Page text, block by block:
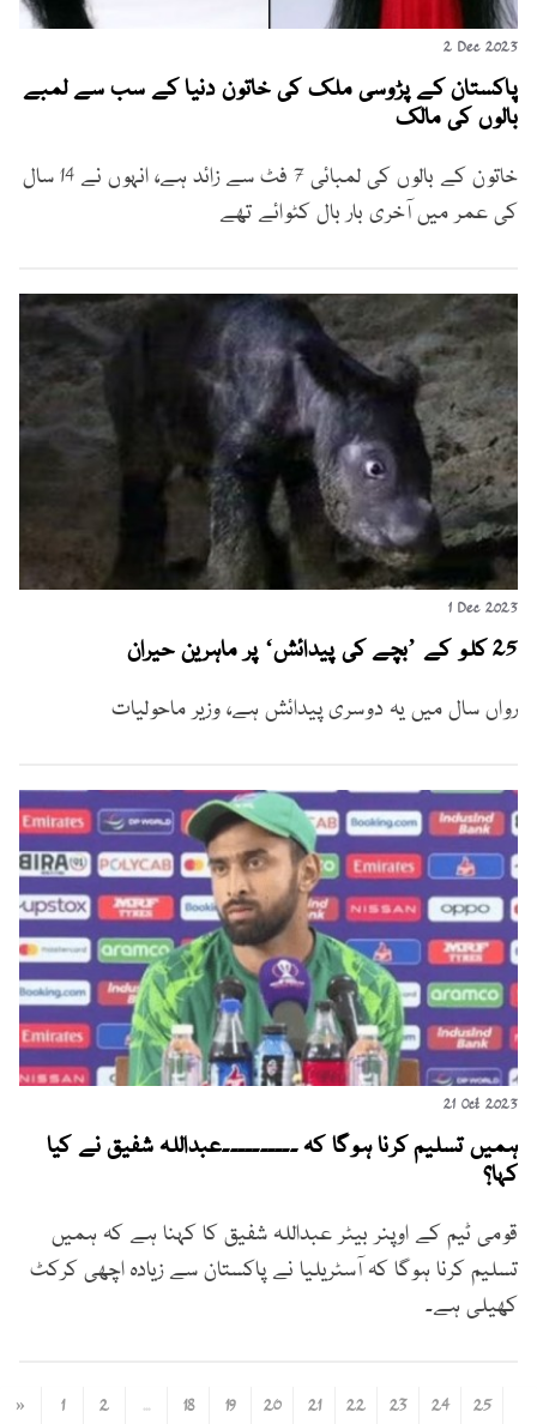
2 Dec 2023
پاکستان کے پڑوسی ملک کی خاتون دنیا کے سب سے لمبے
بالوں کی مالک
خاتون کے بالوں کی لمبائی 7 فٹ سے زائد ہے، انہوں نے 14 سال
کی عمر میں آخری بار بال کٹوائے تھے
1 Dec 2023
25 کلو کے ’بچے کی پیدائش‘ پر ماہرین حیران
رواں سال میں یہ دوسری پیدائش ہے، وزیر ماحولیات
21 Oct 2023
ہمیں تسلیم کرنا ہوگا کہ ۔۔۔۔۔۔۔۔۔۔عبداللہ شفیق نے کیا
کہا؟
قومی ٹیم کے اوپنر بیٹر عبداللہ شفیق کا کہنا ہے کہ ہمیں
تسلیم کرنا ہوگا کہ آسٹریلیا نے پاکستان سے زیادہ اچھی کرکٹ
کھیلی ہے۔
« 1 2 ... 18 19 20 21 22 23 24
25